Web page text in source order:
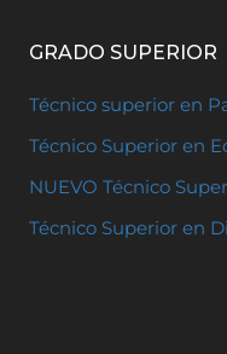
GRADO SUPERIOR
Técnico superior en
Técnico Superior en
NUEVO Técnico
Técnico Superior en